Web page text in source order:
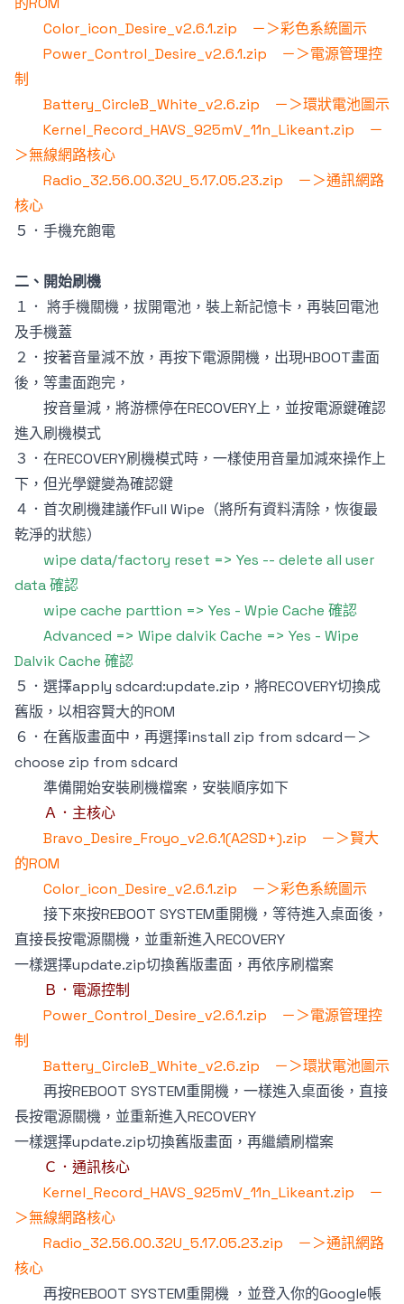
Color_icon_Desire_v2.6.1.zip －＞彩色系統圖示
Power_Control_Desire_v2.6.1.zip －＞電源管理控
制
Battery_CircleB_White_v2.6.zip －＞環狀電池圖示
Kernel_Record_HAVS_925mV_11n_Likeant.zip －
＞無線網路核心
Radio_32.56.00.32U_5.17.05.23.zip －＞通訊網路
核心
５．手機充飽電
二、開始刷機
１． 將手機關機，拔開電池，裝上新記憶卡，再裝回電池
及手機蓋
２．按著音量減不放，再按下電源開機，出現HBOOT畫面
後，等畫面跑完，
按音量減，將游標停在RECOVERY上，並按電源鍵確認
進入刷機模式
３．在RECOVERY刷機模式時，一樣使用音量加減來操作上
下，但光學鍵變為確認鍵
４．首次刷機建議作Full Wipe（將所有資料清除，恢復最
乾淨的狀態）
wipe data/factory reset => Yes -- delete all user
data 確認
wipe cache parttion => Yes - Wpie Cache 確認
Advanced => Wipe dalvik Cache => Yes - Wipe
Dalvik Cache 確認
５．選擇apply sdcard:update.zip，將RECOVERY切換成
舊版，以相容賢大的ROM
６．在舊版畫面中，再選擇install zip from sdcard－＞
choose zip from sdcard
準備開始安裝刷機檔案，安裝順序如下
Ａ．主核心
Bravo_Desire_Froyo_v2.6.1(A2SD+).zip －＞賢大
的ROM
Color_icon_Desire_v2.6.1.zip －＞彩色系統圖示
接下來按REBOOT SYSTEM重開機，等待進入桌面後，
直接長按電源關機，並重新進入RECOVERY
一樣選擇update.zip切換舊版畫面，再依序刷檔案
Ｂ．電源控制
Power_Control_Desire_v2.6.1.zip －＞電源管理控
制
Battery_CircleB_White_v2.6.zip －＞環狀電池圖示
再按REBOOT SYSTEM重開機，一樣進入桌面後，直接
長按電源關機，並重新進入RECOVERY
一樣選擇update.zip切換舊版畫面，再繼續刷檔案
Ｃ．通訊核心
Kernel_Record_HAVS_925mV_11n_Likeant.zip －
＞無線網路核心
Radio_32.56.00.32U_5.17.05.23.zip －＞通訊網路
核心
再按REBOOT SYSTEM重開機 ，並登入你的Google帳